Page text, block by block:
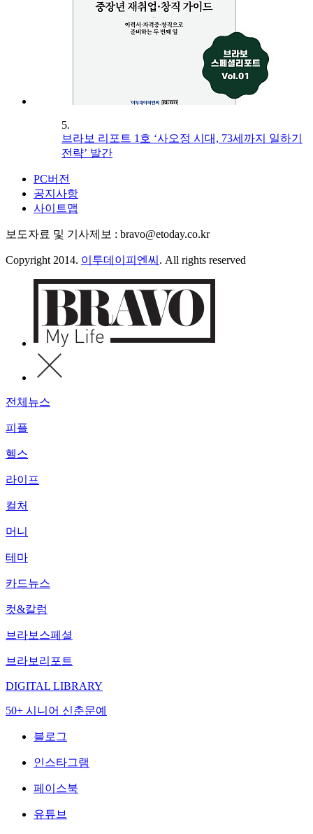
5.
브라보 리포트 1호 ‘사오정 시대, 73세까지 일하기
전략’ 발간
PC버전
공지사항
사이트맵
보도자료 및 기사제보 : bravo@etoday.co.kr
Copyright 2014. 이투데이피엔씨 . All rights reserved
전체뉴스
피플
헬스
라이프
컬처
머니
테마
카드뉴스
컷&칼럼
브라보스페셜
브라보리포트
DIGITAL LIBRARY
50+ 시니어 신춘문예
블로그
인스타그램
페이스북
유튜브